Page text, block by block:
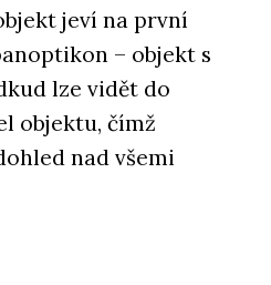
jeví na první
– objekt s
lze vidět do
objektu, čímž
nad všemi